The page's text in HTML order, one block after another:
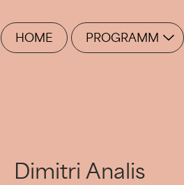
HOME PROGRAMM
Dimitri Analis